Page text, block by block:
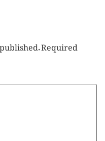
Required